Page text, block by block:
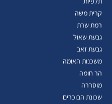
קרית משה
רמת שרת
גבעת שאול
גבעת זאב
משכנות האומה
הר חומה
מוסררה
שכונת הבוכרים